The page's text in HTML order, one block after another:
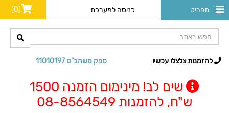
תפריט כניסה למערכת (0)
ספק משהב"ט 11010197 להזמנות צלצלו עכשיו
שים לב! מינימום הזמנה 1500
ש"ח, להזמנות 08-8564549